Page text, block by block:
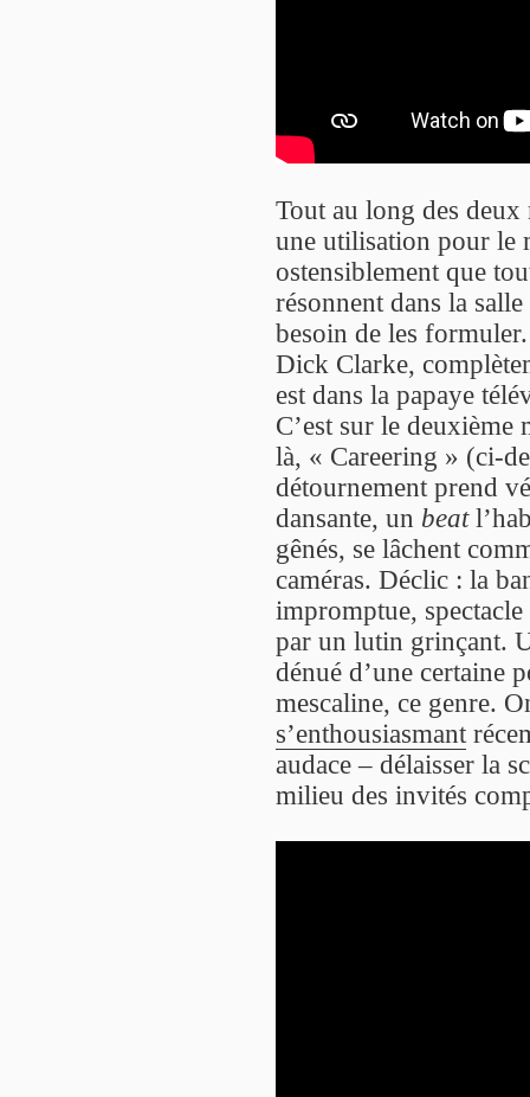
Tout au long des
une utilisation pour le
ostensiblement que
résonnent dans la
besoin de les
Dick Clarke,
est dans la papaye
C’est sur le
là, « Careering » (ci-
détournement prend
dansante, un beat
gênés, se lâchent
caméras. Déclic : la
impromptue,
par un lutin grinçant.
dénué d’une certaine
mescaline, ce genre.
s’enthousiasmant
audace – délaisser la
milieu des invités